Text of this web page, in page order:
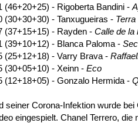
(46+20+25) - Rigoberta Bandini -
(30+30+30) - Tanxugueiras - Terra
(37+15+15) - Rayden - Calle de la
(39+10+12) - Blanca Paloma -
(25+12+18) - Varry Brava -
(30+05+10) - Xeinn - Eco
(12+18+05) - Gonzalo Hermida -
seiner Corona-Infektion wurde
eingespielt. Chanel Terrero, die